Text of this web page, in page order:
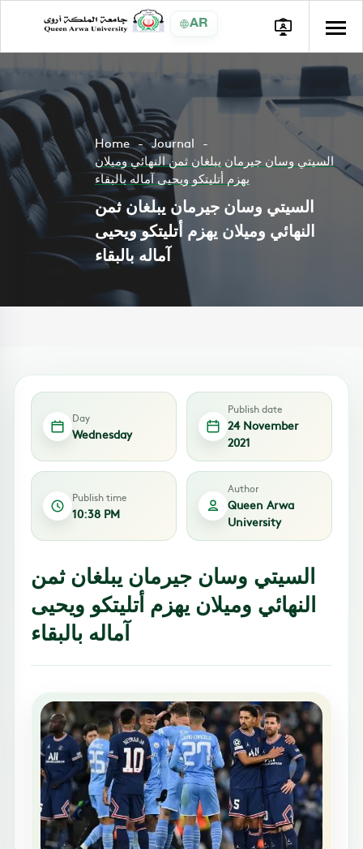
AR
Home
Journal
السيتي وسان جيرمان يبلغان ثمن النهائي وميلان
يهزم أتليتكو ويحيى آماله بالبقاء
السيتي وسان جيرمان يبلغان ثمن
النهائي وميلان يهزم أتليتكو ويحيى
آماله بالبقاء
Day
Wednesday
Publish date
24 November
2021
Publish time
10:38 PM
Author
Queen Arwa
University
السيتي وسان جيرمان يبلغان ثمن
النهائي وميلان يهزم أتليتكو ويحيى
آماله بالبقاء